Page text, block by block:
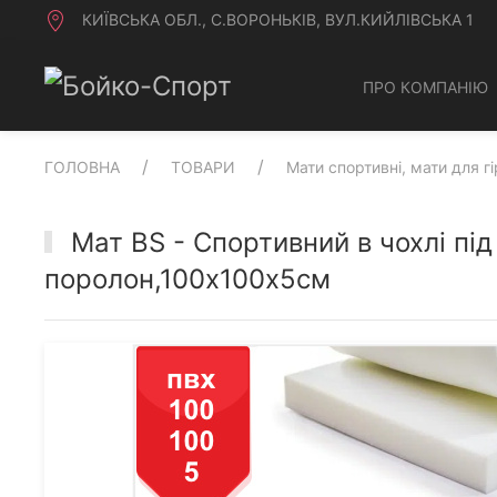
КИЇВСЬКА ОБЛ., С.ВОРОНЬКІВ, ВУЛ.КИЙЛІВСЬКА 1
ПРО КОМПАНІЮ
ГОЛОВНА ТОВАРИ Мати спортивні, мати для
Мат BS - Спортивний в чохлі
поролон,100х100х5см